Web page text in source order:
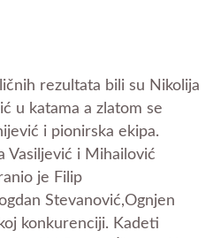
rezultata bili su Nikolija
u katama a zlatom se
i pionirska ekipa.
Vasiljević i Mihailović
je Filip
Stevanović,Ognjen
konkurenciji. Kadeti